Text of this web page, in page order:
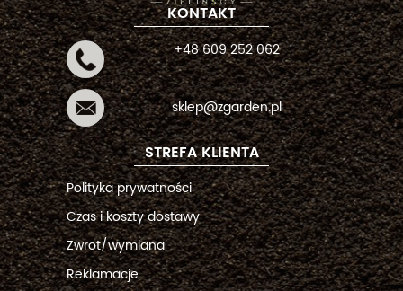
KONTAKT
+48 609 252 062
sklep@zgarden.pl
STREFA KLIENTA
Polityka prywatności
Czas i koszty dostawy
Zwrot/wymiana
Reklamacje